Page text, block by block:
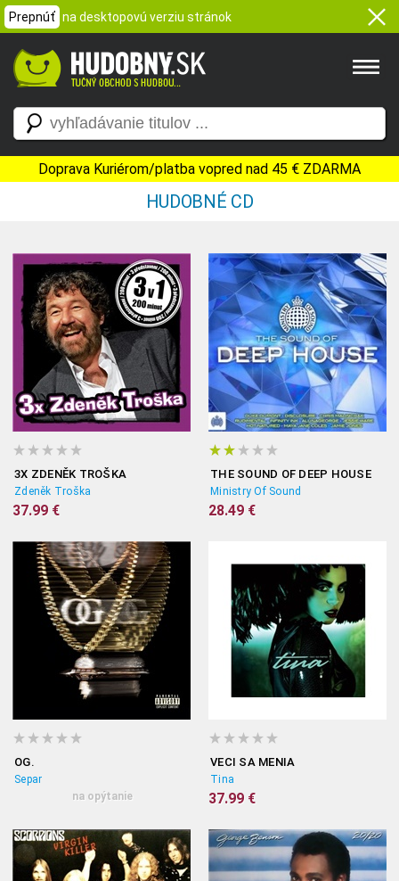
Prepnúť na desktopovú verziu stránok
Doprava Kuriérom/platba vopred nad 45 € ZDARMA
HUDOBNÉ CD
3X ZDENĚK TROŠKA
Zdeněk Troška
37.99 €
THE SOUND OF DEEP HOUSE
Ministry Of Sound
28.49 €
OG.
Separ
na opýtanie
VECI SA MENIA
Tina
37.99 €